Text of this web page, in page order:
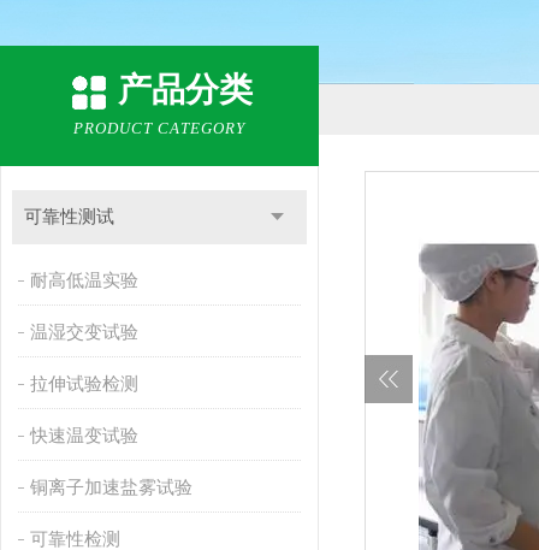
产品分类
PRODUCT CATEGORY
可靠性测试
耐高低温实验
温湿交变试验
拉伸试验检测
快速温变试验
铜离子加速盐雾试验
可靠性检测